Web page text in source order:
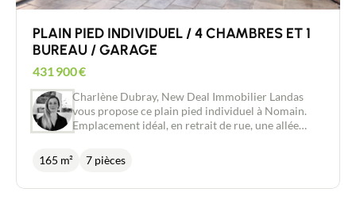
PLAIN PIED INDIVIDUEL / 4 CHAMBRES ET 1
BUREAU / GARAGE
431 900€
Charlène Dubray, New Deal Immobilier Landas
vous propose ce plain pied individuel à Nomain.
Emplacement idéal, en retrait de rue, une allée
véhicules en plus du garage existant. A l'intérieur,
une entrée séparée donne accès à des WC, une
165 m² 7 pièces